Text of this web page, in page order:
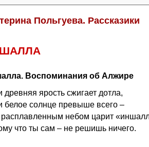
Польгуева. Рассказики
Воспоминания об Алжире
древняя ярость сжигает дотла,
белое солнце превыше всего –
небом царит
что ты сам – не решишь ничего.